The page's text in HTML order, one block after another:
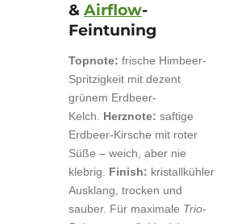
& Airflow-
Feintuning
Topnote: frische Himbeer-
Spritzigkeit mit dezent
grünem Erdbeer-
Kelch.
Herznote: saftige
Erdbeer-Kirsche mit roter
Süße – weich, aber nie
klebrig.
Finish: kristallkühler
Ausklang, trocken und
sauber. Für maximale Trio-